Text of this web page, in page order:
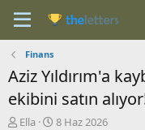
Finans
Aziz Yıldırım'a
ekibini satın
K
Ella
B
8 Haz 2026